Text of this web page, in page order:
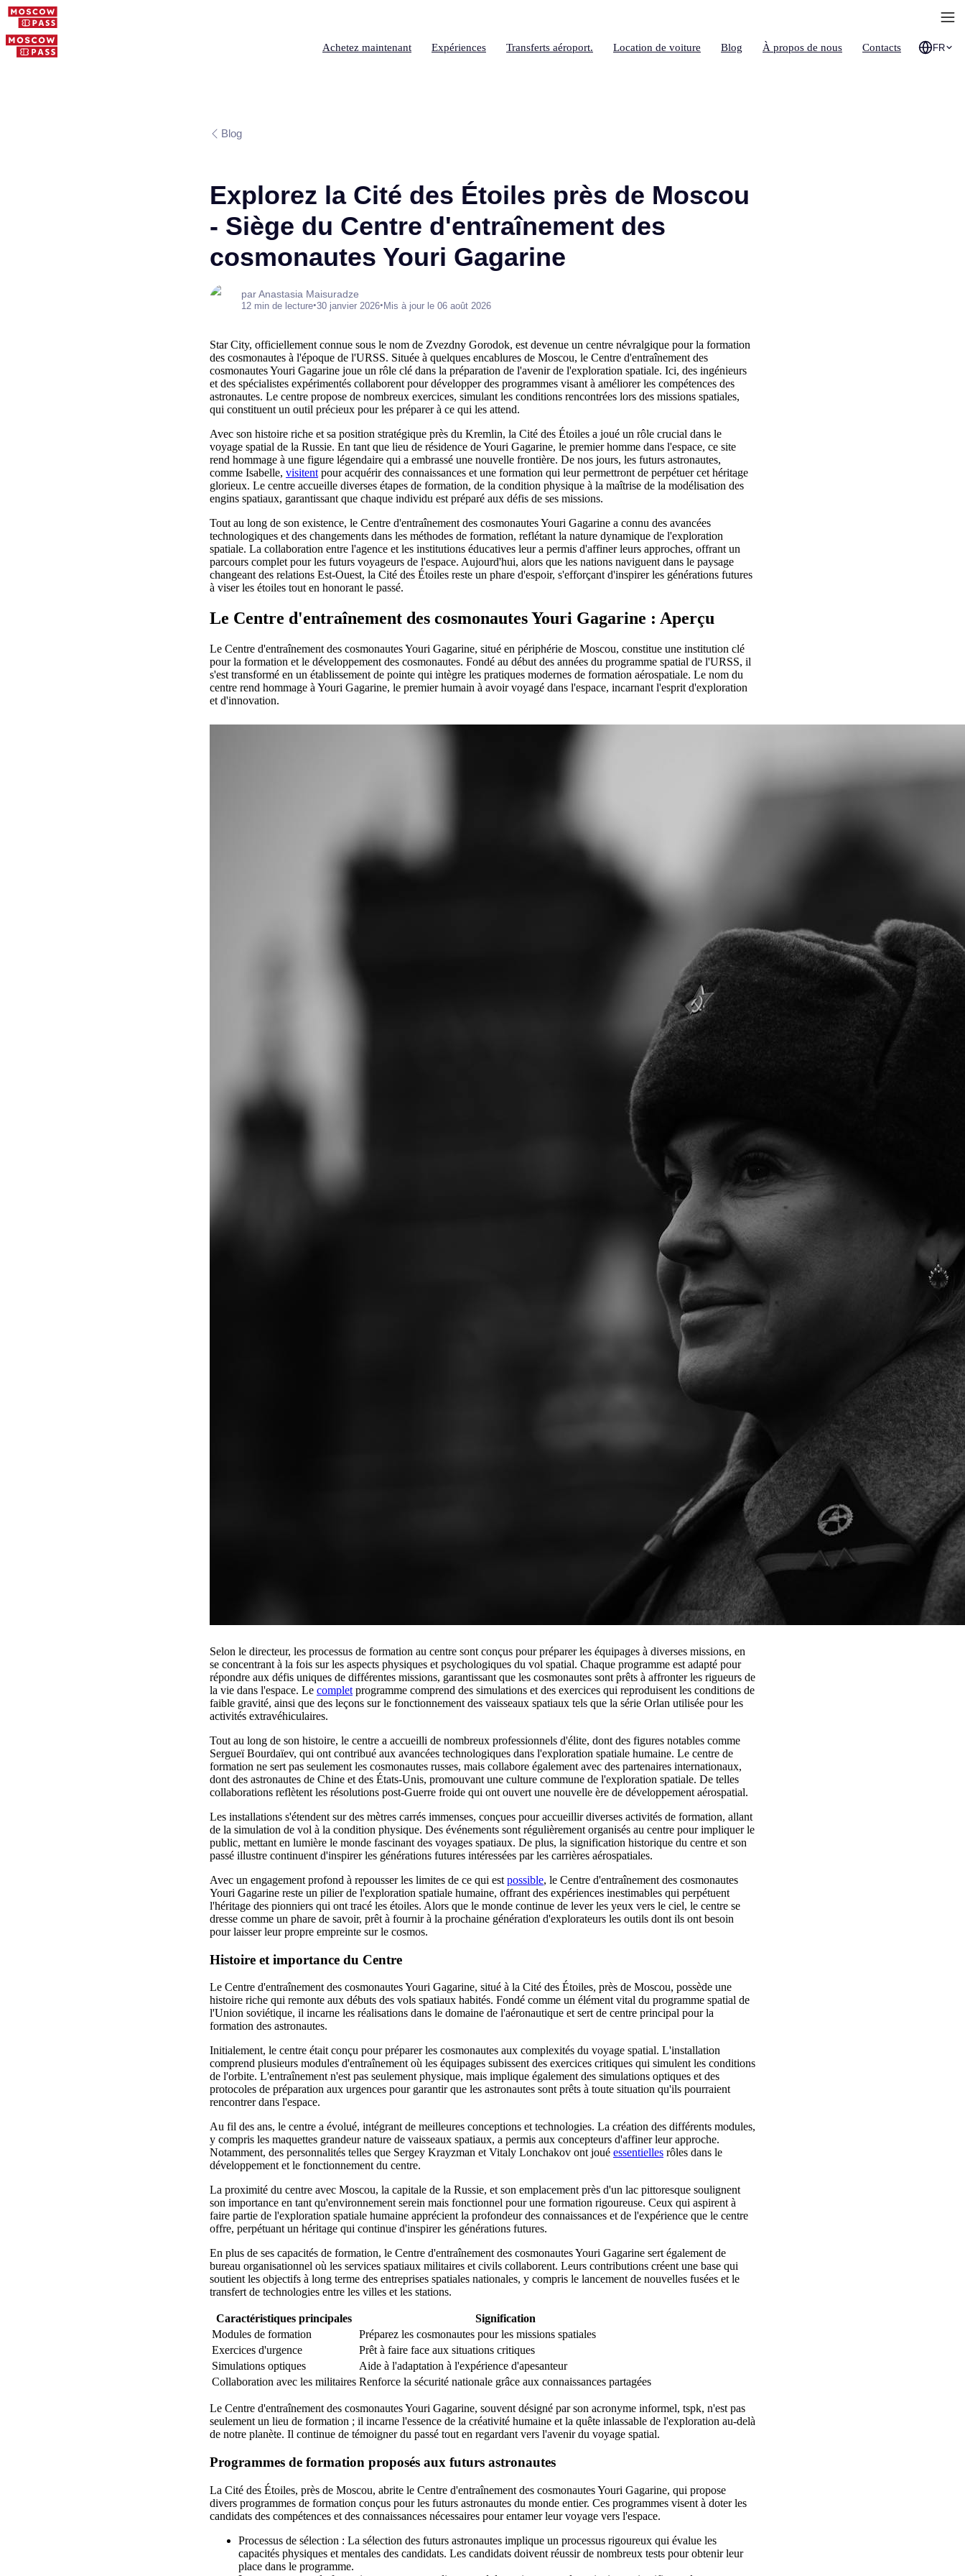
Achetez maintenant Expériences Transferts aéroport. Location de voiture Blog À propos de nous Contacts FR
Blog
Explorez la Cité des Étoiles près de Moscou
- Siège du Centre d'entraînement des
cosmonautes Youri Gagarine
par Anastasia Maisuradze
12 min de lecture•30 janvier 2026•Mis à jour le 06 août 2026
Star City, officiellement connue sous le nom de Zvezdny Gorodok, est devenue un centre névralgique pour la formation
des cosmonautes à l'époque de l'URSS. Située à quelques encablures de Moscou, le Centre d'entraînement des
cosmonautes Youri Gagarine joue un rôle clé dans la préparation de l'avenir de l'exploration spatiale. Ici, des ingénieurs
et des spécialistes expérimentés collaborent pour développer des programmes visant à améliorer les compétences des
astronautes. Le centre propose de nombreux exercices, simulant les conditions rencontrées lors des missions spatiales,
qui constituent un outil précieux pour les préparer à ce qui les attend.
Avec son histoire riche et sa position stratégique près du Kremlin, la Cité des Étoiles a joué un rôle crucial dans le
voyage spatial de la Russie. En tant que lieu de résidence de Youri Gagarine, le premier homme dans l'espace, ce site
rend hommage à une figure légendaire qui a embrassé une nouvelle frontière. De nos jours, les futurs astronautes,
comme Isabelle, visitent pour acquérir des connaissances et une formation qui leur permettront de perpétuer cet héritage
glorieux. Le centre accueille diverses étapes de formation, de la condition physique à la maîtrise de la modélisation des
engins spatiaux, garantissant que chaque individu est préparé aux défis de ses missions.
Tout au long de son existence, le Centre d'entraînement des cosmonautes Youri Gagarine a connu des avancées
technologiques et des changements dans les méthodes de formation, reflétant la nature dynamique de l'exploration
spatiale. La collaboration entre l'agence et les institutions éducatives leur a permis d'affiner leurs approches, offrant un
parcours complet pour les futurs voyageurs de l'espace. Aujourd'hui, alors que les nations naviguent dans le paysage
changeant des relations Est-Ouest, la Cité des Étoiles reste un phare d'espoir, s'efforçant d'inspirer les générations futures
à viser les étoiles tout en honorant le passé.
Le Centre d'entraînement des cosmonautes Youri Gagarine : Aperçu
Le Centre d'entraînement des cosmonautes Youri Gagarine, situé en périphérie de Moscou, constitue une institution clé
pour la formation et le développement des cosmonautes. Fondé au début des années du programme spatial de l'URSS, il
s'est transformé en un établissement de pointe qui intègre les pratiques modernes de formation aérospatiale. Le nom du
centre rend hommage à Youri Gagarine, le premier humain à avoir voyagé dans l'espace, incarnant l'esprit d'exploration
et d'innovation.
Selon le directeur, les processus de formation au centre sont conçus pour préparer les équipages à diverses missions, en
se concentrant à la fois sur les aspects physiques et psychologiques du vol spatial. Chaque programme est adapté pour
répondre aux défis uniques de différentes missions, garantissant que les cosmonautes sont prêts à affronter les rigueurs de
la vie dans l'espace. Le complet programme comprend des simulations et des exercices qui reproduisent les conditions de
faible gravité, ainsi que des leçons sur le fonctionnement des vaisseaux spatiaux tels que la série Orlan utilisée pour les
activités extravéhiculaires.
Tout au long de son histoire, le centre a accueilli de nombreux professionnels d'élite, dont des figures notables comme
Sergueï Bourdaïev, qui ont contribué aux avancées technologiques dans l'exploration spatiale humaine. Le centre de
formation ne sert pas seulement les cosmonautes russes, mais collabore également avec des partenaires internationaux,
dont des astronautes de Chine et des États-Unis, promouvant une culture commune de l'exploration spatiale. De telles
collaborations reflètent les résolutions post-Guerre froide qui ont ouvert une nouvelle ère de développement aérospatial.
Les installations s'étendent sur des mètres carrés immenses, conçues pour accueillir diverses activités de formation, allant
de la simulation de vol à la condition physique. Des événements sont régulièrement organisés au centre pour impliquer le
public, mettant en lumière le monde fascinant des voyages spatiaux. De plus, la signification historique du centre et son
passé illustre continuent d'inspirer les générations futures intéressées par les carrières aérospatiales.
Avec un engagement profond à repousser les limites de ce qui est possible, le Centre d'entraînement des cosmonautes
Youri Gagarine reste un pilier de l'exploration spatiale humaine, offrant des expériences inestimables qui perpétuent
l'héritage des pionniers qui ont tracé les étoiles. Alors que le monde continue de lever les yeux vers le ciel, le centre se
dresse comme un phare de savoir, prêt à fournir à la prochaine génération d'explorateurs les outils dont ils ont besoin
pour laisser leur propre empreinte sur le cosmos.
Histoire et importance du Centre
Le Centre d'entraînement des cosmonautes Youri Gagarine, situé à la Cité des Étoiles, près de Moscou, possède une
histoire riche qui remonte aux débuts des vols spatiaux habités. Fondé comme un élément vital du programme spatial de
l'Union soviétique, il incarne les réalisations dans le domaine de l'aéronautique et sert de centre principal pour la
formation des astronautes.
Initialement, le centre était conçu pour préparer les cosmonautes aux complexités du voyage spatial. L'installation
comprend plusieurs modules d'entraînement où les équipages subissent des exercices critiques qui simulent les conditions
de l'orbite. L'entraînement n'est pas seulement physique, mais implique également des simulations optiques et des
protocoles de préparation aux urgences pour garantir que les astronautes sont prêts à toute situation qu'ils pourraient
rencontrer dans l'espace.
Au fil des ans, le centre a évolué, intégrant de meilleures conceptions et technologies. La création des différents modules,
y compris les maquettes grandeur nature de vaisseaux spatiaux, a permis aux concepteurs d'affiner leur approche.
Notamment, des personnalités telles que Sergey Krayzman et Vitaly Lonchakov ont joué essentielles rôles dans le
développement et le fonctionnement du centre.
La proximité du centre avec Moscou, la capitale de la Russie, et son emplacement près d'un lac pittoresque soulignent
son importance en tant qu'environnement serein mais fonctionnel pour une formation rigoureuse. Ceux qui aspirent à
faire partie de l'exploration spatiale humaine apprécient la profondeur des connaissances et de l'expérience que le centre
offre, perpétuant un héritage qui continue d'inspirer les générations futures.
En plus de ses capacités de formation, le Centre d'entraînement des cosmonautes Youri Gagarine sert également de
bureau organisationnel où les services spatiaux militaires et civils collaborent. Leurs contributions créent une base qui
soutient les objectifs à long terme des entreprises spatiales nationales, y compris le lancement de nouvelles fusées et le
transfert de technologies entre les villes et les stations.
Caractéristiques principales
Signification
Modules de formation
Préparez les cosmonautes pour les missions spatiales
Exercices d'urgence
Prêt à faire face aux situations critiques
Simulations optiques
Aide à l'adaptation à l'expérience d'apesanteur
Collaboration avec les militaires Renforce la sécurité nationale grâce aux connaissances partagées
Le Centre d'entraînement des cosmonautes Youri Gagarine, souvent désigné par son acronyme informel, tspk, n'est pas
seulement un lieu de formation ; il incarne l'essence de la créativité humaine et la quête inlassable de l'exploration au-delà
de notre planète. Il continue de témoigner du passé tout en regardant vers l'avenir du voyage spatial.
Programmes de formation proposés aux futurs astronautes
La Cité des Étoiles, près de Moscou, abrite le Centre d'entraînement des cosmonautes Youri Gagarine, qui propose
divers programmes de formation conçus pour les futurs astronautes du monde entier. Ces programmes visent à doter les
candidats des compétences et des connaissances nécessaires pour entamer leur voyage vers l'espace.
Processus de sélection : La sélection des futurs astronautes implique un processus rigoureux qui évalue les
capacités physiques et mentales des candidats. Les candidats doivent réussir de nombreux tests pour obtenir leur
place dans le programme.